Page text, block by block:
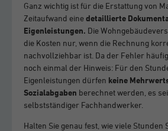
Ganz wichtig ist für die Erstattung von
Zeitaufwand einedetaillierte
Eigenleistungen. Die
die Kosten nur, wenn die Rechnung
nachvollziehbar ist. Da der Fehler
noch einmal der Hinweis: Für den
Eigenleistungen dürfen keine
Sozialabgaben berechnet werden, es
selbstständiger Fachhandwerker.
Halten Sie genau fest, wie viele Stunden